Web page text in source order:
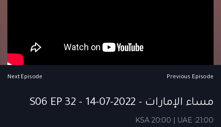
Previous Episode
Next Episode
مساء الإمارات - S06 EP 32 - 14-07-2022
KSA 20:00 | UAE :21:00